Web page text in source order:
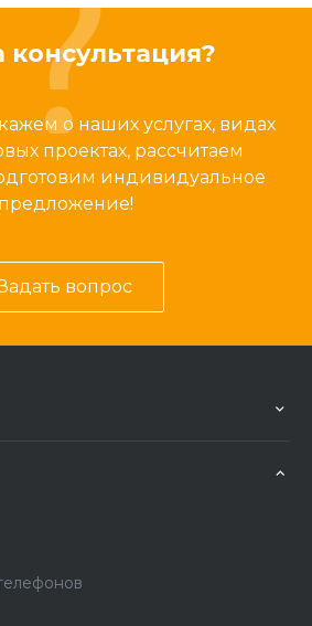
о наших услугах, видах
проектах, рассчитаем
индивидуальное
предложение!
вопрос